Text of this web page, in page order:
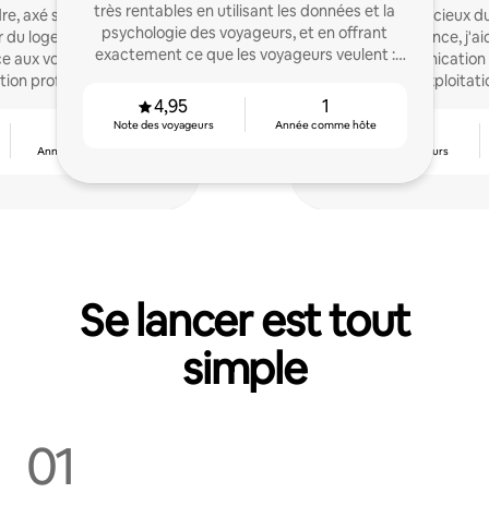
axé sur les résultats,
du logement en offrant
aux voyageurs et en
professionnelle.
Années comme hôte
très rentables en utilisant les données et la
psychologie des voyageurs, et en offrant
exactement ce que les voyageurs veulent :
du confort.
4,95
Note des voyageurs
1
Année comme hôte
Superhôte soucieux
3 ans d'expérience,
gérer la communication
calendrier et
Note des voyageurs
Se lancer est tout
simple
01